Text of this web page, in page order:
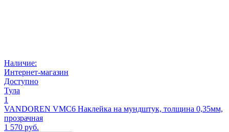
Наличие:
Интернет-магазин
Доступно
Тула
1
VANDOREN VMC6 Наклейка на мундштук, толщина 0,35мм,
прозрачная
1 570 руб.